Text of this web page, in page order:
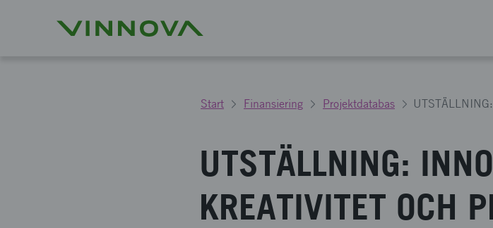
Start Finansiering Projektdatabas
UTSTÄLLNING:
KREATIVITET OCH